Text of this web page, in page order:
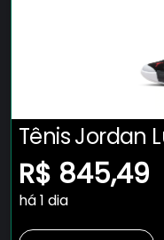
Tênis Jordan
R$ 845,49
há 1 dia